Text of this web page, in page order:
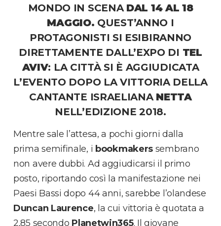
MONDO IN SCENA DAL 14 AL 18
MAGGIO. QUEST’ANNO I
PROTAGONISTI SI ESIBIRANNO
DIRETTAMENTE DALL’EXPO DI TEL
AVIV: LA CITTÀ SI È AGGIUDICATA
L’EVENTO DOPO LA VITTORIA DELLA
CANTANTE ISRAELIANA NETTA
NELL’EDIZIONE 2018.
Mentre sale l’attesa, a pochi giorni dalla
prima semifinale, i bookmakers sembrano
non avere dubbi. Ad aggiudicarsi il primo
posto, riportando così la manifestazione nei
Paesi Bassi dopo 44 anni, sarebbe l’olandese
Duncan Laurence, la cui vittoria è quotata a
2,85 secondo Planetwin365. Il giovane